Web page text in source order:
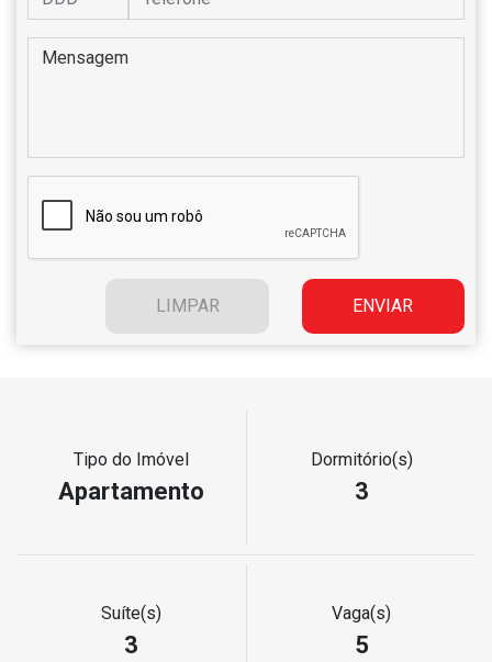
Tipo do Imóvel
Apartamento
Dormitório(s)
3
Suíte(s)
3
Vaga(s)
5